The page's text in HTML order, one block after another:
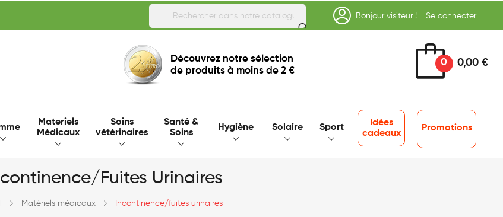
Bonjour visiteur ! Se connecter
Découvrez notre sélection
de produits à moins de 2 €
0 0,00 €
Materiels
Médicaux
Soins
vétérinaires
Santé &
Soins
Hygiène Solaire Sport
Idées
cadeaux
Promotions
fuites Urinaires
Matériels médicaux Incontinence/fuites urinaires